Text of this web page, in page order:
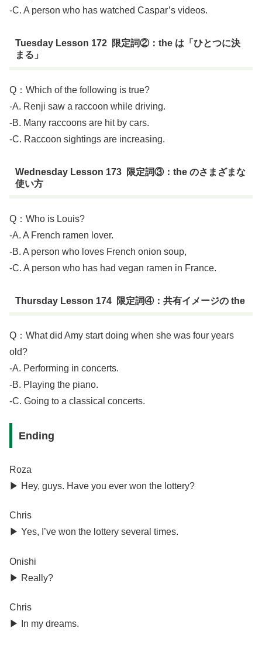
-C. A person who has watched Caspar’s videos.
Tuesday Lesson 172 限定詞②：the は「ひとつに決
まる」
Q：Which of the following is true?
-A. Renji saw a raccoon while driving.
-B. Many raccoons are hit by cars.
-C. Raccoon sightings are increasing.
Wednesday Lesson 173 限定詞③：the のさまざまな
使い方
Q：Who is Louis?
-A. A French ramen lover.
-B. A person who loves French onion soup,
-C. A person who has had vegan ramen in France.
Thursday Lesson 174 限定詞④：共有イメージの the
Q：What did Amy start doing when she was four years
old?
-A. Performing in concerts.
-B. Playing the piano.
-C. Going to a classical concerts.
Ending
Roza
▶︎ Hey, guys. Have you ever won the lottery?
Chris
▶︎ Yes, I’ve won the lottery several times.
Onishi
▶︎ Really?
Chris
▶︎ In my dreams.